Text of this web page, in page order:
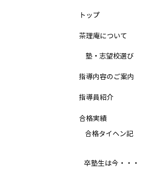
宿題をこなすのがとても
滅的 でしたが、いつ
の季節講習の社会の課題
題を 集中して やった
の成績が上がってきまし
で結構 得意 でした。 国
、 コツを覚えて 、小テ
回か一発でクリアーでき
ぼく
一校
3日目
「も
が、
を受
た。
​トップ
​茶理庵について
​ 塾・志望校選び
指導内容のご案内
指導員紹介
合格実績
​ 合格タイヘン記
​卒塾生は今・・・